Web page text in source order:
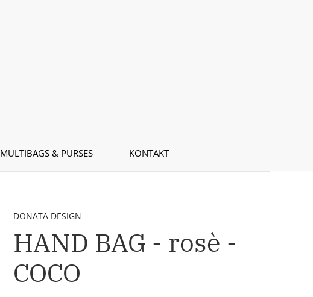
MULTIBAGS & PURSES KONTAKT
DONATA DESIGN
HAND BAG - rosè -
COCO